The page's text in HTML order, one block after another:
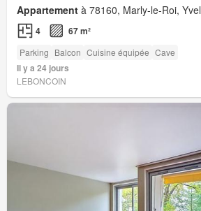
Appartement à 78160, Marly-le-Roi,
4 67 m²
Parking Balcon Cuisine équipée Cave
Il y a 24 jours
LEBONCOIN